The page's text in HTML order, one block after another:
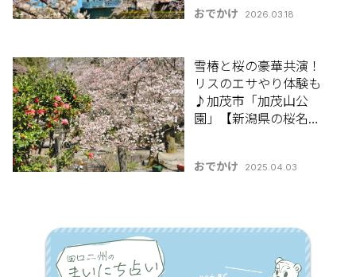
集2026】
おでかけ 2026.03.18
雪椿と桜の豪華共演！
リスのエサやり体験も
♪加茂市「加茂山公
園」【新潟県の桜名所･
おでかけ 2025.04.03